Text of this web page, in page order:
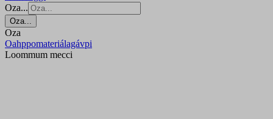
Oza...
Oza...
Oza
Oahppomateriálagávpi
Loommum mecci